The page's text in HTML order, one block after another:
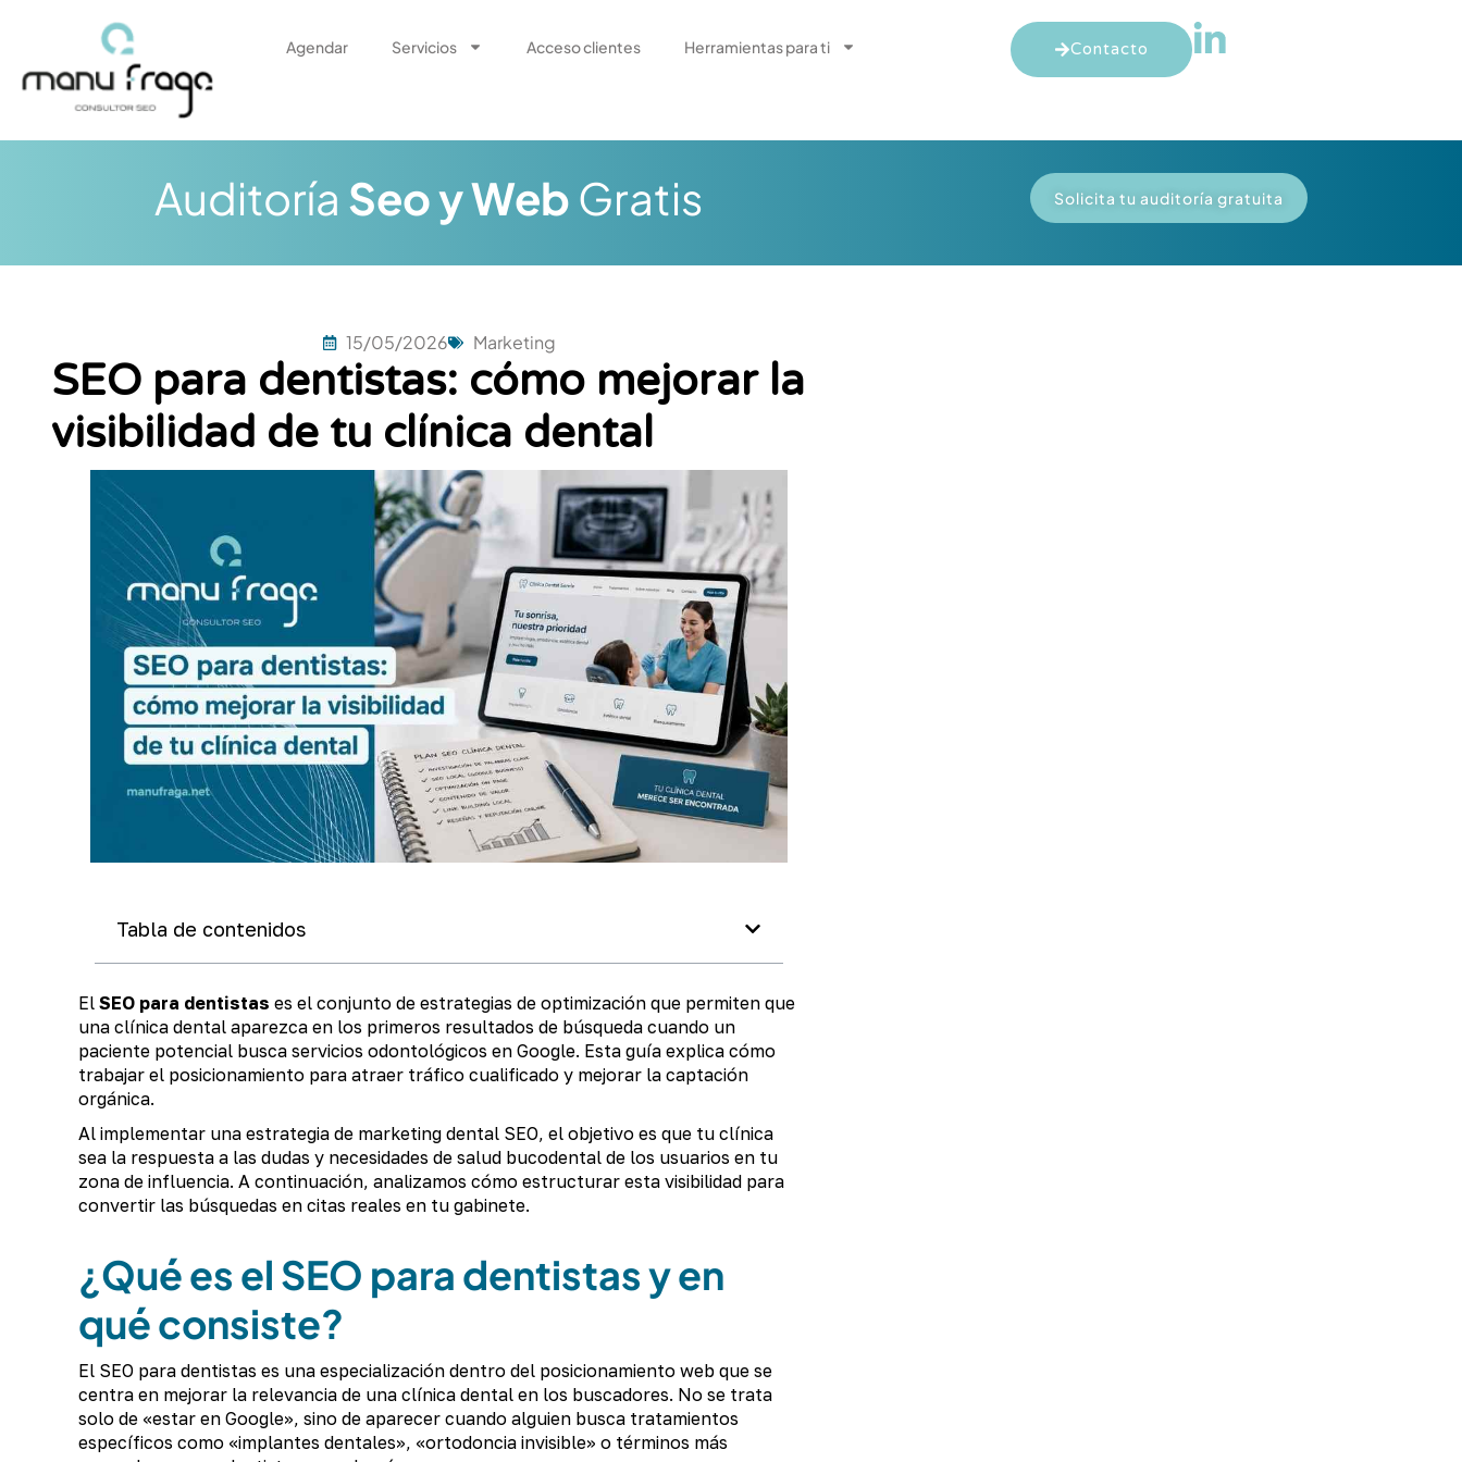
Agendar Servicios Acceso clientes Herramientas para ti Contacto
Auditoría Seo y WebGratis Solicita tu auditoría gratuita
15/05/2026 Marketing
SEO para dentistas: cómo mejorar la
visibilidad de tu clínica dental
Tabla de contenidos
El SEOpara dentistas es el conjunto de estrategias de optimización que permiten que
una clínica dental aparezca en los primeros resultados de búsqueda cuando un
paciente potencial busca servicios odontológicos en Google. Esta guía explica cómo
trabajar el posicionamiento para atraer tráfico cualificado y mejorar la captación
orgánica.
Al implementar una estrategia de marketing dental SEO, el objetivo es que tu clínica
sea la respuesta a las dudas y necesidades de salud bucodental de los usuarios en tu
zona de influencia. A continuación, analizamos cómo estructurar esta visibilidad para
convertir las búsquedas en citas reales en tu gabinete.
¿Qué es el SEO para dentistas y en
qué consiste?
El SEO para dentistas es una especialización dentro del posicionamiento web que se
centra en mejorar la relevancia de una clínica dental en los buscadores. No se trata
solo de «estar en Google», sino de aparecer cuando alguien busca tratamientos
específicos como «implantes dentales», «ortodoncia invisible» o términos más